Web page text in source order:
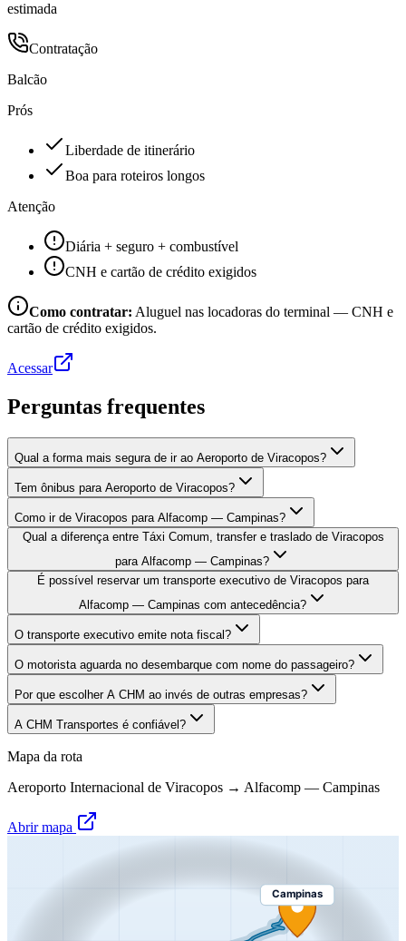
estimada
Contratação
Balcão
Prós
Liberdade de itinerário
Boa para roteiros longos
Atenção
Diária + seguro + combustível
CNH e cartão de crédito exigidos
Como contratar: Aluguel nas locadoras do terminal — CNH e
cartão de crédito exigidos.
Acessar
Perguntas frequentes
Qual a forma mais segura de ir ao Aeroporto de Viracopos?
Tem ônibus para Aeroporto de Viracopos?
Como ir de Viracopos para Alfacomp — Campinas?
Qual a diferença entre Táxi Comum, transfer e traslado de Viracopos
para Alfacomp — Campinas?
É possível reservar um transporte executivo de Viracopos para
Alfacomp — Campinas com antecedência?
O transporte executivo emite nota fiscal?
O motorista aguarda no desembarque com nome do passageiro?
Por que escolher A CHM ao invés de outras empresas?
A CHM Transportes é confiável?
Mapa da rota
Aeroporto Internacional de Viracopos → Alfacomp — Campinas
Abrir mapa
Campinas